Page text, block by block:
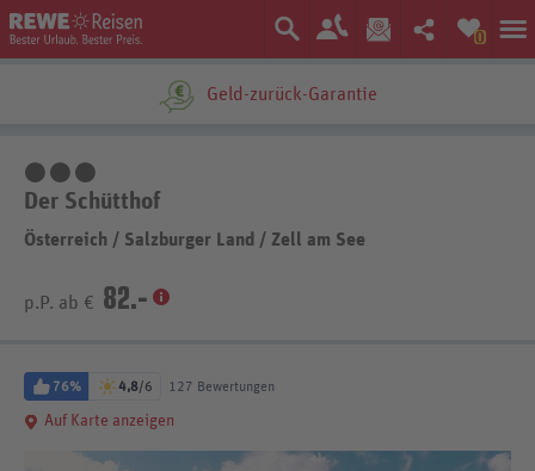
0
Geld-zurück-Garantie
Der Schütthof
Österreich / Salzburger Land / Zell am See
p.P. ab € 82.-
76% 4,8/6 127 Bewertungen
Auf Karte anzeigen